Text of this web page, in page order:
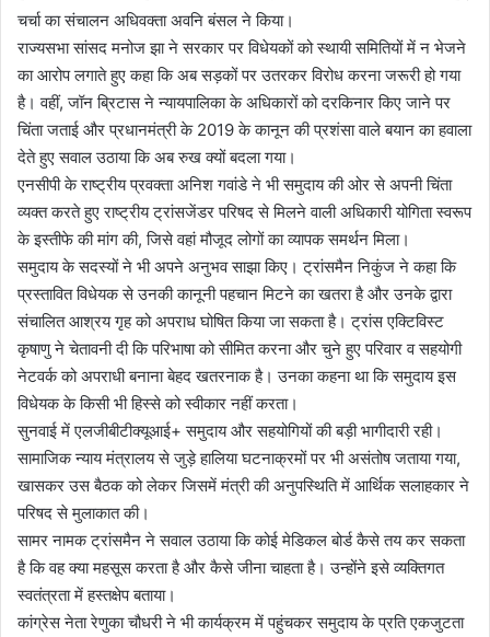
चर्चा का संचालन अधिवक्ता अवनि बंसल ने किया।
राज्यसभा सांसद मनोज झा ने सरकार पर विधेयकों को स्थायी समितियों में न भेजने
का आरोप लगाते हुए कहा कि अब सड़कों पर उतरकर विरोध करना जरूरी हो गया
है। वहीं, जॉन ब्रिटास ने न्यायपालिका के अधिकारों को दरकिनार किए जाने पर
चिंता जताई और प्रधानमंत्री के 2019 के कानून की प्रशंसा वाले बयान का हवाला
देते हुए सवाल उठाया कि अब रुख क्यों बदला गया।
एनसीपी के राष्ट्रीय प्रवक्ता अनिश गवांडे ने भी समुदाय की ओर से अपनी चिंता
व्यक्त करते हुए राष्ट्रीय ट्रांसजेंडर परिषद से मिलने वाली अधिकारी योगिता स्वरूप
के इस्तीफे की मांग की, जिसे वहां मौजूद लोगों का व्यापक समर्थन मिला।
समुदाय के सदस्यों ने भी अपने अनुभव साझा किए। ट्रांसमैन निकुंज ने कहा कि
प्रस्तावित विधेयक से उनकी कानूनी पहचान मिटने का खतरा है और उनके द्वारा
संचालित आश्रय गृह को अपराध घोषित किया जा सकता है। ट्रांस एक्टिविस्ट
कृषाणु ने चेतावनी दी कि परिभाषा को सीमित करना और चुने हुए परिवार व सहयोगी
नेटवर्क को अपराधी बनाना बेहद खतरनाक है। उनका कहना था कि समुदाय इस
विधेयक के किसी भी हिस्से को स्वीकार नहीं करता।
सुनवाई में एलजीबीटीक्यूआई+ समुदाय और सहयोगियों की बड़ी भागीदारी रही।
सामाजिक न्याय मंत्रालय से जुड़े हालिया घटनाक्रमों पर भी असंतोष जताया गया,
खासकर उस बैठक को लेकर जिसमें मंत्री की अनुपस्थिति में आर्थिक सलाहकार ने
परिषद से मुलाकात की।
सामर नामक ट्रांसमैन ने सवाल उठाया कि कोई मेडिकल बोर्ड कैसे तय कर सकता
है कि वह क्या महसूस करता है और कैसे जीना चाहता है। उन्होंने इसे व्यक्तिगत
स्वतंत्रता में हस्तक्षेप बताया।
कांग्रेस नेता रेणुका चौधरी ने भी कार्यक्रम में पहुंचकर समुदाय के प्रति एकजुटता